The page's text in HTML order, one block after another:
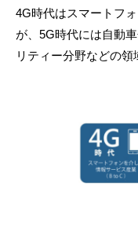
4G時代はスマートフ
が、5G時代には自動
リティー分野などの領